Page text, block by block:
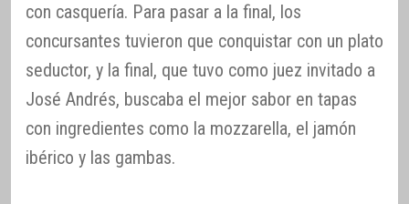
con casquería. Para pasar a la final, los
concursantes tuvieron que conquistar con un plato
seductor, y la final, que tuvo como juez invitado a
José Andrés, buscaba el mejor sabor en tapas
con ingredientes como la mozzarella, el jamón
ibérico y las gambas.